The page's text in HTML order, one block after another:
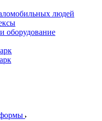
людей
оборудование